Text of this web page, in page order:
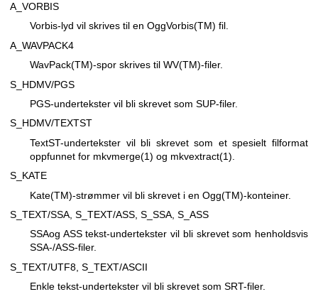
A_VORBIS
Vorbis-lyd vil skrives til en OggVorbis(TM) fil.
A_WAVPACK4
WavPack(TM)-spor skrives til WV(TM)-filer.
S_HDMV/PGS
PGS-undertekster vil bli skrevet som SUP-filer.
S_HDMV/TEXTST
TextST-undertekster vil bli skrevet som et spesielt filformat
oppfunnet for mkvmerge(1) og mkvextract(1)
S_KATE
Kate(TM)-strømmer vil bli skrevet i en Ogg(TM)-konteiner.
S_TEXT/SSA, S_TEXT/ASS, S_SSA, S_ASS
SSAog ASS tekst-undertekster vil bli skrevet som henholdsvis
SSA-/ASS-filer.
S_TEXT/UTF8, S_TEXT/ASCII
Enkle tekst-undertekster vil bli skrevet som SRT-filer.